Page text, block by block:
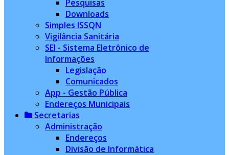
Pesquisas
Downloads
Simples ISSQN
Vigilância Sanitária
SEI - Sistema Eletrônico de
Informações
Legislação
Comunicados
App - Gestão Pública
Endereços Municipais
Secretarias
Administração
Endereços
Divisão de Informática